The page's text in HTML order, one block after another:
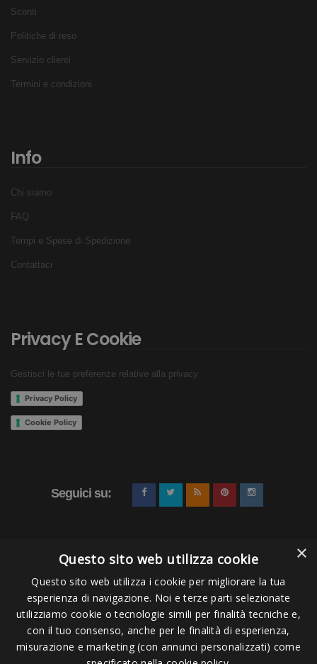
Sconti
Politiche di reso
Servizio clienti
Termini e condizioni
Info
Chi siamo
FAQ
Tempi e Spese di Spedizione
Contattaci
Privacy E Cookie
Gestisci le tue preferenze relative alla privacy
Privacy Policy
Cookie Policy
Seguici su:
Pagamenti Accettati
×
Questo sito web utilizza cookie
Questo sito web utilizza i cookie per migliorare la tua
esperienza di navigazione. Noi e terze parti selezionate
utilizziamo cookie o tecnologie simili per finalità tecniche e,
con il tuo consenso, anche per le finalità di esperienza,
misurazione e marketing (con annunci personalizzati) come